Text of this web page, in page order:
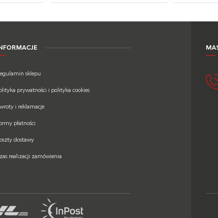
sklepu
prywatności i polityka cookies
i reklamacje
płatności
dostawy
realizacji zamówienia